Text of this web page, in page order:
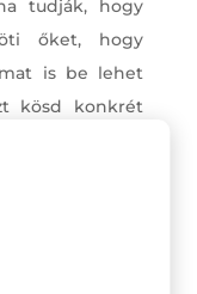
tudják, hogy
őket, hogy
is be lehet
kösd konkrét
kiválaszthat